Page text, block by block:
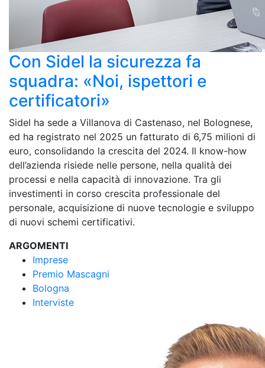
Con Sidel la sicurezza fa
squadra: «Noi, ispettori e
certificatori»
Sidel ha sede a Villanova di Castenaso, nel Bolognese,
ed ha registrato nel 2025 un fatturato di 6,75 milioni di
euro, consolidando la crescita del 2024. Il know-how
dell’azienda risiede nelle persone, nella qualità dei
processi e nella capacità di innovazione. Tra gli
investimenti in corso crescita professionale del
personale, acquisizione di nuove tecnologie e sviluppo
di nuovi schemi certificativi.
ARGOMENTI
Imprese
Premio Mascagni
Bologna
Interviste